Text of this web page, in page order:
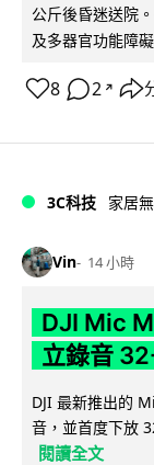
公斤後昏迷送院
及多器官功能障
8 2 ↗
3C科技 家居
Vin 14 小時
DJI Mic
立錄音
DJI 最新推出的
音，並首度下放
閱讀全文